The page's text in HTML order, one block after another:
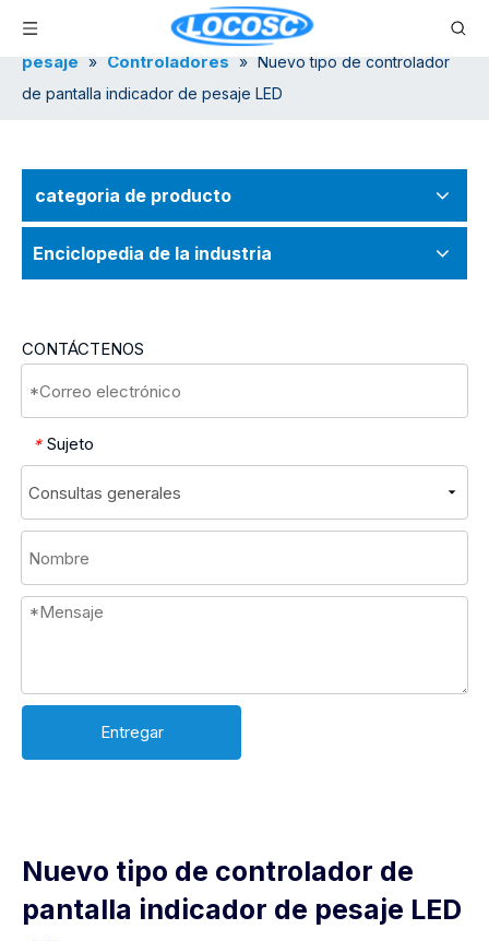
Lista de productos »
pesaje » Controladores » Nuevo tipo de controlador
de pantalla indicador de pesaje LED
categoria de producto
Enciclopedia de la industria
CONTÁCTENOS
* Sujeto
Entregar
Nuevo tipo de controlador de
pantalla indicador de pesaje LED